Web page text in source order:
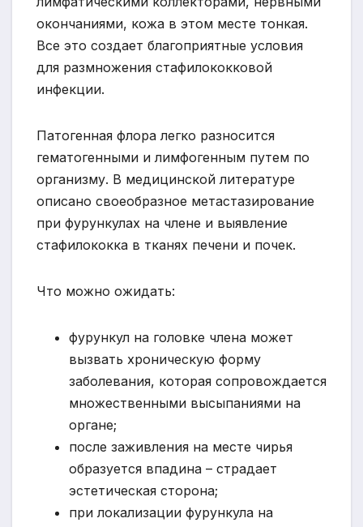
окончаниями, кожа в этом месте тонкая.
Все это создает благоприятные условия
для размножения стафилококковой
инфекции.
Патогенная флора легко разносится
гематогенными и лимфогенным путем по
организму. В медицинской литературе
описано своеобразное метастазирование
при фурункулах на члене и выявление
стафилококка в тканях печени и почек.
Что можно ожидать:
фурункул на головке члена может
вызвать хроническую форму
заболевания, которая сопровождается
множественными высыпаниями на
органе;
после заживления на месте чирья
образуется впадина – страдает
эстетическая сторона;
при локализации фурункула на